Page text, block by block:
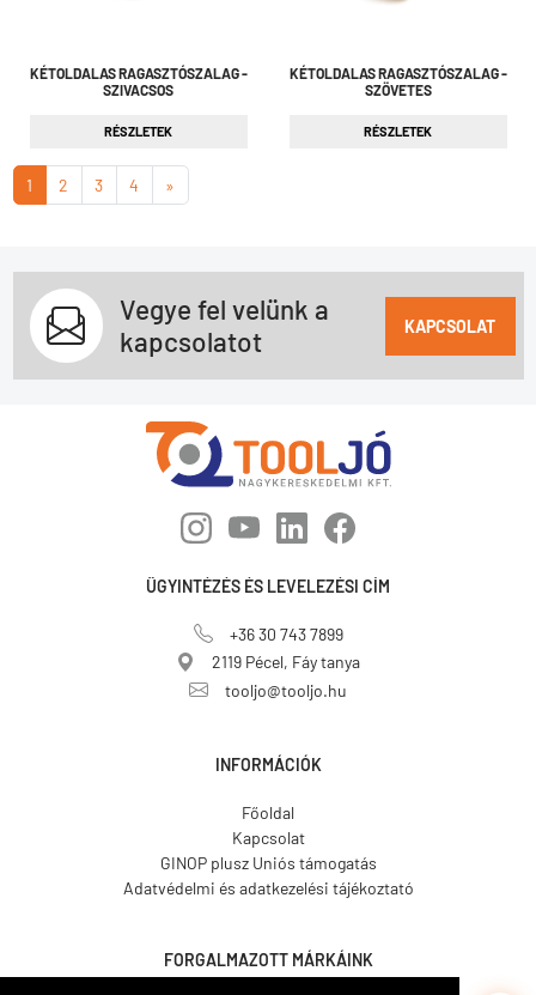
KÉTOLDALAS RAGASZTÓSZALAG -
SZIVACSOS
RÉSZLETEK
KÉTOLDALAS RAGASZTÓSZALAG -
SZÖVETES
RÉSZLETEK
1 2 3 4 »
Vegye fel velünk a
kapcsolatot
KAPCSOLAT
ÜGYINTÉZÉS ÉS LEVELEZÉSI CÍM
+36 30 743 7899
2119 Pécel, Fáy tanya
tooljo@tooljo.hu
INFORMÁCIÓK
Főoldal
Kapcsolat
GINOP plusz Uniós támogatás
Adatvédelmi és adatkezelési tájékoztató
FORGALMAZOTT MÁRKÁINK